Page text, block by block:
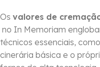
Os valores de
no In Memoriam
técnicos essenciais,
cinerária básica e o